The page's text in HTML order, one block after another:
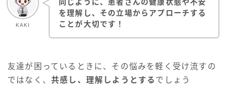
KAKI
同じように、患者さんの健康状態や不安
を理解し、その立場からアプローチする
ことが大切です！
友達が困っているときに、その悩みを軽く受け流すの
ではなく、 共感し、理解しようとする でしょう